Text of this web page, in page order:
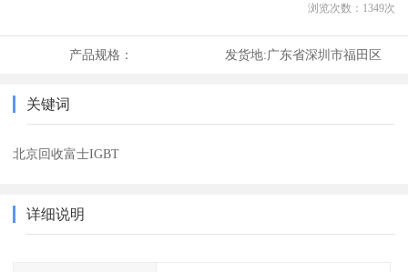
浏览次数： 1349次
产品规格： 发货地:广东省深圳市福田区
关键词
北京回收富士IGBT
详细说明